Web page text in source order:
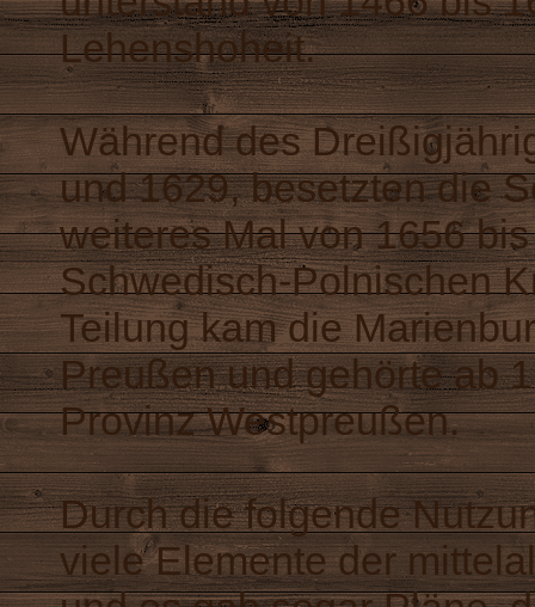
Lehenshoheit.
Während des
und 1629, besetzten die
weiteres Mal von 1656
Schwedisch-Polnischen
Teilung kam die
Preußen und gehörte ab
Provinz Westpreußen.
Durch die folgende
viele Elemente der